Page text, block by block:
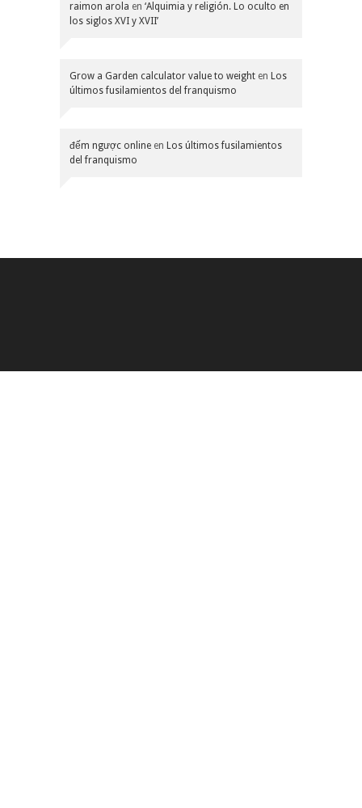
raimon arola en ‘Alquimia y religión. Lo oculto en
los siglos XVI y XVII’
Grow a Garden calculator value to weight en Los
últimos fusilamientos del franquismo
đếm ngược online en Los últimos fusilamientos
del franquismo